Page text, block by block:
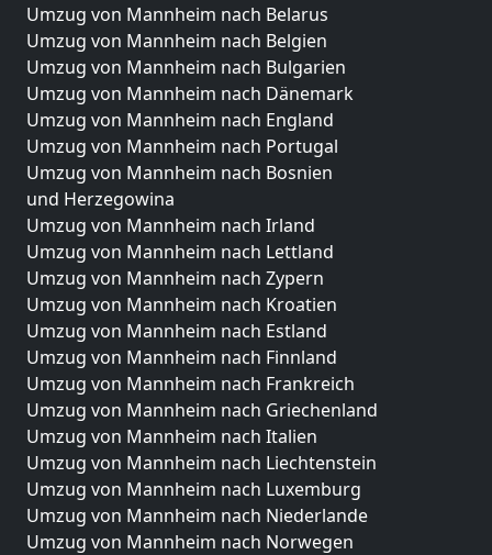
Umzug von Mannheim nach Belarus
Umzug von Mannheim nach Belgien
Umzug von Mannheim nach Bulgarien
Umzug von Mannheim nach Dänemark
Umzug von Mannheim nach England
Umzug von Mannheim nach Portugal
Umzug von Mannheim nach Bosnien
und Herzegowina
Umzug von Mannheim nach Irland
Umzug von Mannheim nach Lettland
Umzug von Mannheim nach Zypern
Umzug von Mannheim nach Kroatien
Umzug von Mannheim nach Estland
Umzug von Mannheim nach Finnland
Umzug von Mannheim nach Frankreich
Umzug von Mannheim nach Griechenland
Umzug von Mannheim nach Italien
Umzug von Mannheim nach Liechtenstein
Umzug von Mannheim nach Luxemburg
Umzug von Mannheim nach Niederlande
Umzug von Mannheim nach Norwegen